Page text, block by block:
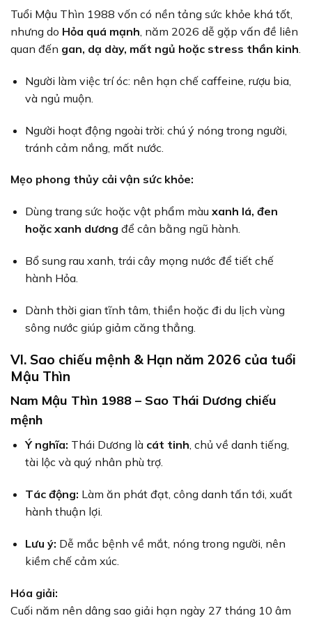
Tuổi Mậu Thìn 1988 vốn có nền tảng sức khỏe khá tốt,
nhưng do Hỏa quá mạnh , năm 2026 dễ gặp vấn đề liên
quan đến gan, dạ dày, mất ngủ hoặc stress thần kinh
Người làm việc trí óc: nên hạn chế caffeine, rượu bia,
và ngủ muộn.
Người hoạt động ngoài trời: chú ý nóng trong người,
tránh cảm nắng, mất nước.
Mẹo phong thủy cải vận sức khỏe:
Dùng trang sức hoặc vật phẩm màu xanh lá, đen
hoặc xanh dương để cân bằng ngũ hành.
Bổ sung rau xanh, trái cây mọng nước để tiết chế
hành Hỏa.
Dành thời gian tĩnh tâm, thiền hoặc đi du lịch vùng
sông nước giúp giảm căng thẳng.
VI. Sao chiếu mệnh & Hạn năm 2026 của tuổi
Mậu Thìn
Nam Mậu Thìn 1988 – Sao Thái Dương chiếu
mệnh
Ý nghĩa: Thái Dương là cát tinh, chủ về danh tiếng,
tài lộc và quý nhân phù trợ.
Tác động: Làm ăn phát đạt, công danh tấn tới, xuất
hành thuận lợi.
Lưu ý: Dễ mắc bệnh về mắt, nóng trong người, nên
kiềm chế cảm xúc.
Hóa giải:
Cuối năm nên dâng sao giải hạn ngày 27 tháng 10 âm